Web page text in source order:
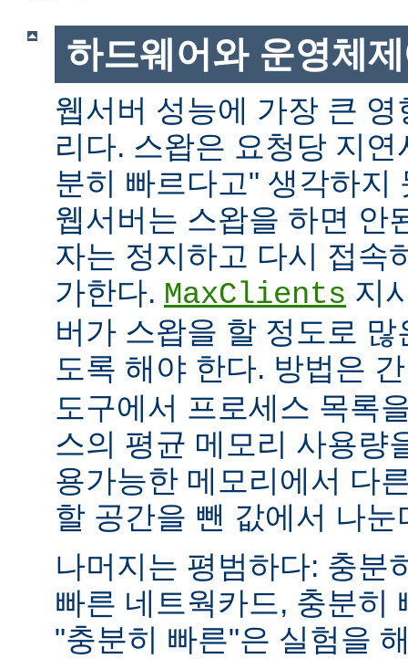
하드웨어와 운영체
웹서버 성능에 가장 큰
리다. 스왑은 요청당 지
분히 빠르다고" 생각하지
웹서버는 스왑을 하면 안
자는 정지하고 다시 접속
가한다. MaxClients 지
버가 스왑을 할 정도로
도록 해야 한다. 방법은
도구에서 프로세스 목록
스의 평균 메모리 사용량
용가능한 메모리에서 다
할 공간을 뺀 값에서 나눈
나머지는 평범하다: 충분
빠른 네트웍카드, 충분히
"충분히 빠른"은 실험을